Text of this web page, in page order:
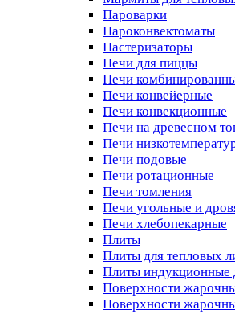
Пароварки
Пароконвектоматы
Пастеризаторы
Печи для пиццы
Печи
Печи конвейерные
Печи конвекционные
Печи на древесном
Печи
Печи подовые
Печи ротационные
Печи томления
Печи угольные и
Печи хлебопекарные
Плиты
Плиты для тепловых
Плиты индукционные
Поверхности
Поверхности